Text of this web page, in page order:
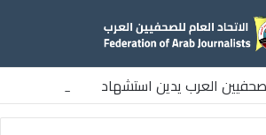
العرب يدين استشهاد
باستهداف إسرائيلي وسط قطاع غزة